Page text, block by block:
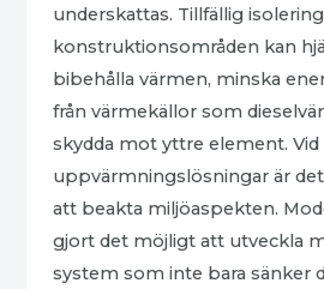
underskattas. Tillfällig
konstruktionsområden kan
bibehålla värmen, minska
från värmekällor som
skydda mot yttre element. Vid
uppvärmningslösningar är
att beakta miljöaspekten.
gjort det möjligt att utveckla
system som inte bara sänker